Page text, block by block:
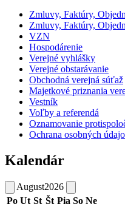
Zmluvy, Faktúry,
Zmluvy, Faktúry,
VZN
Hospodárenie
Verejné vyhlášky
Verejné obstarávanie
Obchodná verejná súťaž
Majetkové priznania
Vestník
Voľby a referendá
Oznamovanie
Ochrana osobných
Kalendár
August2026
Po Ut St Št Pia So Ne